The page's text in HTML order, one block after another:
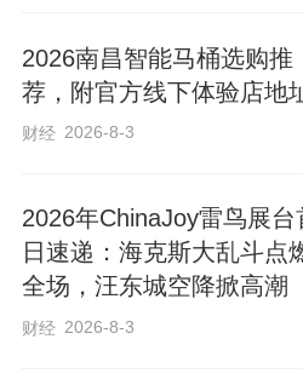
关”，还因为“加强基础
科技自立自强的迫切要
技强国的必由之路”。
新时代以来，习近
实现高水平科技自立
部署。我国跃升为全
2026南昌智能马桶选购推
荐，附官方线下体验店地
财经 2026-8-3
2026年ChinaJoy雷鸟展台
日速递：海克斯大乱斗点
全场，汪东城空降掀高潮
财经 2026-8-3